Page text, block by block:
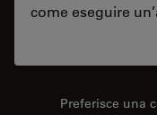
come eseguire
Preferisce una